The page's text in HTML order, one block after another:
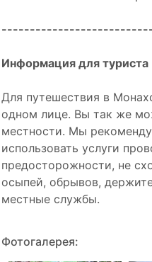
Информация для туриста
Для путешествия в
одном лице. Вы так же
местности. Мы
использовать услуги
предосторожности, не
осыпей, обрывов,
местные службы.
Фотогалерея: